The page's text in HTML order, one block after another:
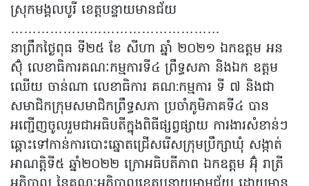
ស្រុកមង្គលបូរី ខេត្តបន្ទាយមានជ័យ
…………………………………………
នាព្រឹកថ្ងៃពុធ ទី២៥ ខែ សីហា ឆ្នាំ ២០២១ ឯកឧត្តម អន
ស៊ុំ លេខាធិការគណៈកម្មការទី៤ ព្រឹទ្ធសភា និងឯក ឧត្តម
ឈើយ ចាន់ណា លេខាធិការ គណ:កម្មការ ទី ៧ និងជា
សមាជិកក្រុមសមាជិកព្រឹទ្ធសភា ប្រចាំភូមិភាគទី៤ បាន
អញ្ជើញចូលរួមជាអធិបតីក្នុងពិធីផ្សព្វផ្សាយ ការងារសំខាន់ៗ
ឆ្ពោះទៅកាន់ការបោះឆ្នោតជ្រើសរើសក្រុមប្រឹក្សាឃុំ សង្កាត់
អាណត្តិទី៥ ឆ្នាំ២០២២ ក្រោអធិបតីភាព ឯកឧត្តម អ៊ុំ រាត្រី